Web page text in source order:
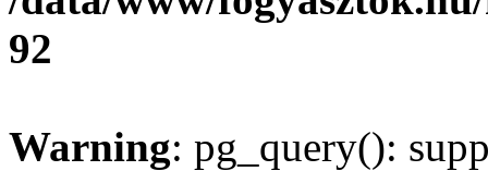
92
Warning: pg_query():